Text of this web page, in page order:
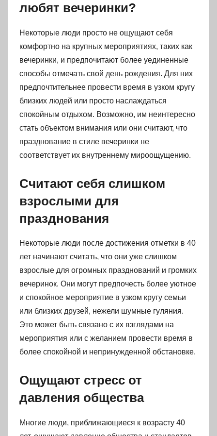
любят вечеринки?
Некоторые люди просто не ощущают себя
комфортно на крупных мероприятиях, таких как
вечеринки, и предпочитают более уединенные
способы отмечать свой день рождения. Для них
предпочтительнее провести время в узком кругу
близких людей или просто наслаждаться
спокойным отдыхом. Возможно, им неинтересно
стать объектом внимания или они считают, что
празднование в стиле вечеринки не
соответствует их внутреннему мироощущению.
Считают себя слишком
взрослыми для
празднования
Некоторые люди после достижения отметки в 40
лет начинают считать, что они уже слишком
взрослые для огромных празднований и громких
вечеринок. Они могут предпочесть более уютное
и спокойное мероприятие в узком кругу семьи
или близких друзей, нежели шумные гуляния.
Это может быть связано с их взглядами на
мероприятия или с желанием провести время в
более спокойной и непринужденной обстановке.
Ощущают стресс от
давления общества
Многие люди, приближающиеся к возрасту 40